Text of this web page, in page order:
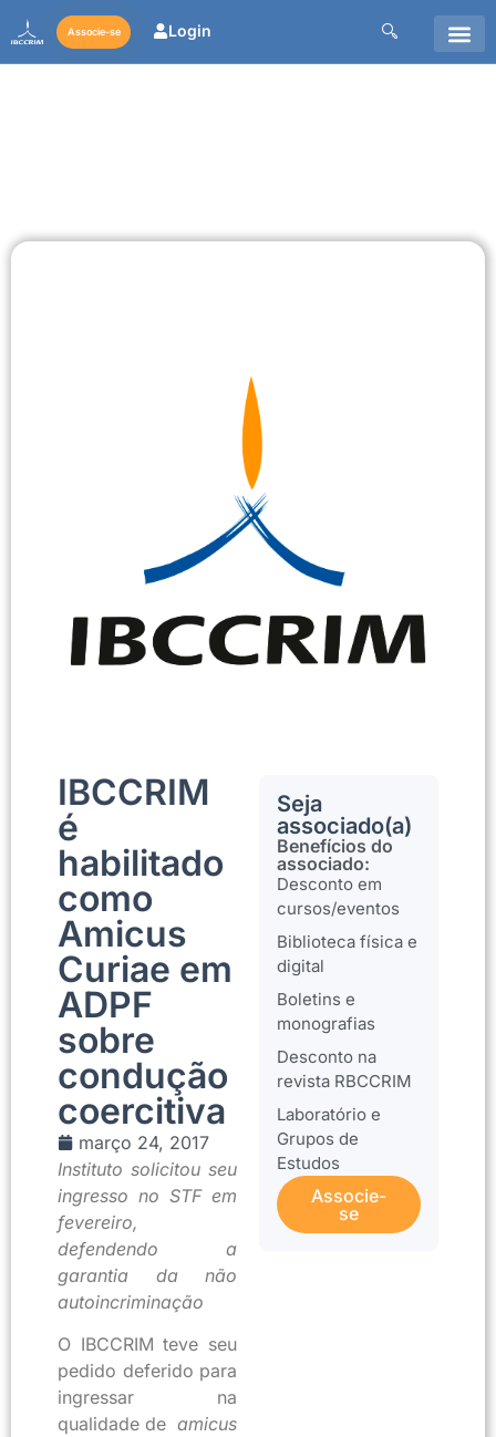
Associe-se Login
IBCCRIM
é
habilitado
como
Amicus
Curiae em
ADPF
sobre
condução
coercitiva
março 24, 2017
Instituto solicitou seu
ingresso no STF em
fevereiro,
defendendo a
garantia da não
autoincriminação
O IBCCRIM teve seu
pedido deferido para
ingressar na
qualidade de amicus
Seja
associado(a)
Benefícios do
associado:
Desconto em
cursos/eventos
Biblioteca física e
digital
Boletins e
monografias
Desconto na
revista RBCCRIM
Laboratório e
Grupos de
Estudos
Associe-
se